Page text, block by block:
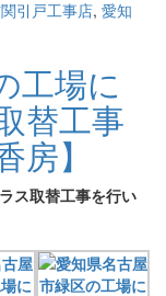
引戸工事店, 愛知
工場に
替工事
】
ス取替工事を行い